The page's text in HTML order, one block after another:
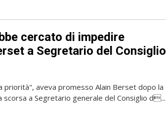
cercato di impedire
a Segretario del Consiglio
priorità", aveva promesso Alain Berset dopo la
scorsa a Segretario generale del Consiglio d...